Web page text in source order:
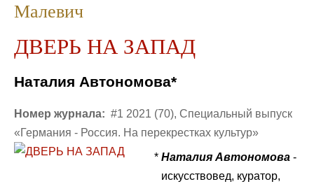
Малевич
ДВЕРЬ НА ЗАПАД
Наталия Автономова*
Номер журнала: #1 2021 (70), Специальный выпуск
«Германия - Россия. На перекрестках культур»
* Наталия Автономова-
искусствовед, куратор,